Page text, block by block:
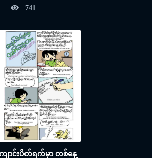
741
ောင်းပိတ်ရက်မှာ တစ်နေ့